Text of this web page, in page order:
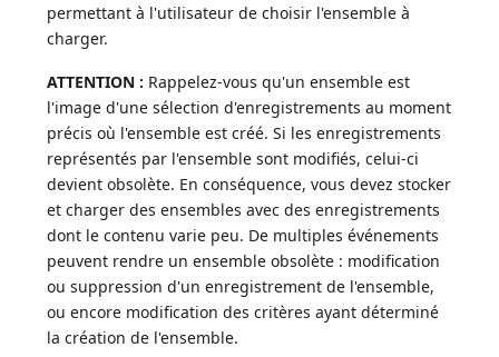
permettant à l'utilisateur de choisir l'ensemble à
charger.
ATTENTION : Rappelez-vous qu'un ensemble est
l'image d'une sélection d'enregistrements au moment
précis où l'ensemble est créé. Si les enregistrements
représentés par l'ensemble sont modifiés, celui-ci
devient obsolète. En conséquence, vous devez stocker
et charger des ensembles avec des enregistrements
dont le contenu varie peu. De multiples événements
peuvent rendre un ensemble obsolète : modification
ou suppression d'un enregistrement de l'ensemble,
ou encore modification des critères ayant déterminé
la création de l'ensemble.